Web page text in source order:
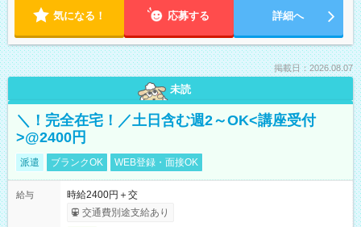
気になる！ 応募する 詳細へ
掲載日：2026.08.07
未読
＼！完全在宅！／土日含む週2～OK<講座受付
>@2400円
派遣 ブランクOK WEB登録・面接OK
給与
時給2400円＋交
交通費別途支給あり